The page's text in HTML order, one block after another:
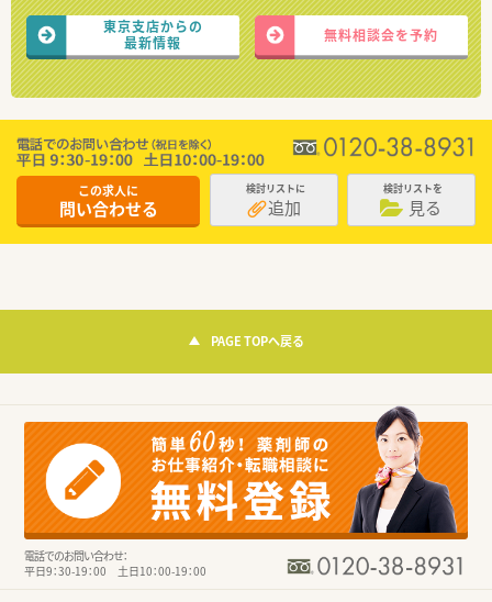
東京支店からの
最新情報
無料相談会を予約
この求人に
問い合わせる
検討リストに
追加
検討リストを
見る
PAGE TOPへ戻る
電話でのお問い合わせ：
平日9：30-19：00 土日10：00-19：00